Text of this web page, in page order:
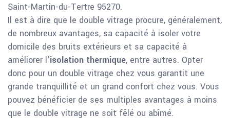
Saint-Martin-du-Tertre 95270.
Il est à dire que le double vitrage procure, généralement,
de nombreux avantages, sa capacité à isoler votre
domicile des bruits extérieurs et sa capacité à
améliorer l’isolation thermique, entre autres. Opter
donc pour un double vitrage chez vous garantit une
grande tranquillité et un grand confort chez vous. Vous
pouvez bénéficier de ses multiples avantages à moins
que le double vitrage ne soit fêlé ou abîmé.